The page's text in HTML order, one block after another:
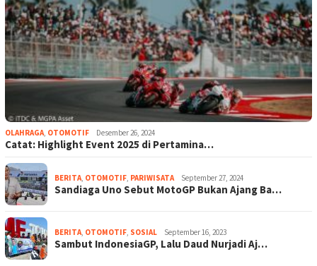
OLAHRAGA OTOMOTIF Desember 26, 2024
Catat: Highlight Event 2025 di Pertamina…
BERITA OTOMOTIF PARIWISATA September 27, 2024
Sandiaga Uno Sebut MotoGP Bukan Ajang Ba…
BERITA OTOMOTIF SOSIAL September 16, 2023
Sambut IndonesiaGP, Lalu Daud Nurjadi Aj…